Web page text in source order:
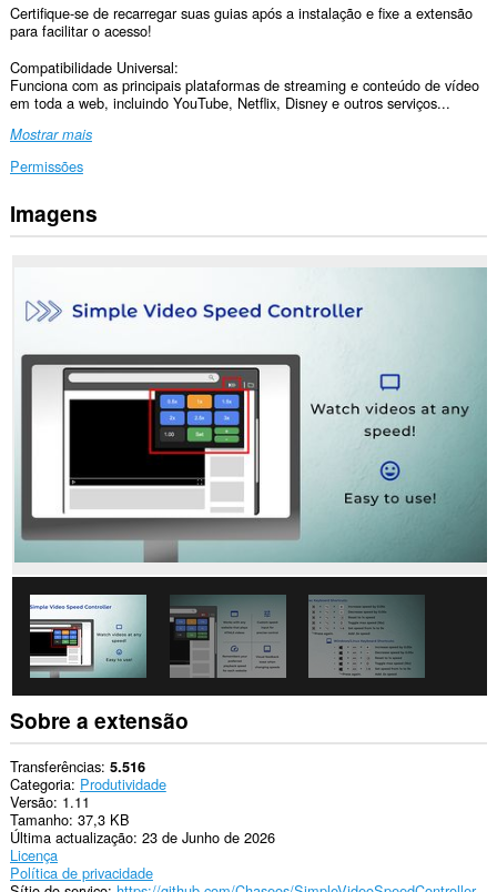
Certifique-se de recarregar suas guias após a instalação e fixe a extensão
para facilitar o acesso!
Compatibilidade Universal:
Funciona com as principais plataformas de streaming e conteúdo de vídeo
em toda a web, incluindo YouTube, Netflix, Disney e outros serviços...
Mostrar mais
Permissões
Esta
extensão
seus
dados
todos
Imagens
Sobre a extensão
Transferências 5.516
Categoria Produtividade
Versão 1.11
Tamanho 37,3 KB
Última actualização 23 de Junho de 2026
Licença
Política de privacidade